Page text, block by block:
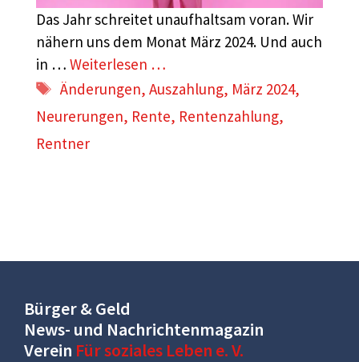
Das Jahr schreitet unaufhaltsam voran. Wir
nähern uns dem Monat März 2024. Und auch
in … Weiterlesen …
Schlagwörter
Änderungen,Auszahlung, März 2024,
Neurerungen, Rente, Rentenzahlung,
Rentner
Bürger & Geld
News- und Nachrichtenmagazin
Verein Für soziales Leben e. V.